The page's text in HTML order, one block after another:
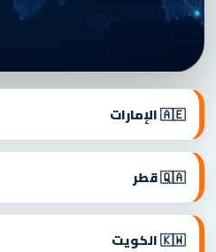
🇦🇪 الإمارات
🇶🇦 قطر
🇰🇼 الكويت